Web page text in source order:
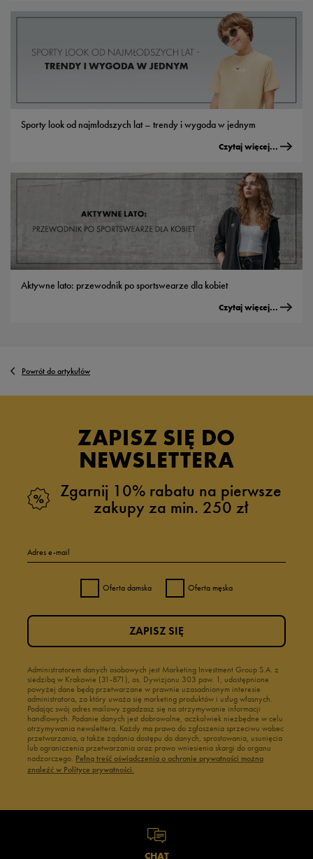
Sporty look od najmłodszych lat – trendy i wygoda w jednym
Czytaj więcej...
Aktywne lato: przewodnik po sportswearze dla kobiet
Czytaj więcej...
Powrót do artykułów
ZAPISZ SIĘ DO
NEWSLETTERA
Zgarnij 10% rabatu na pierwsze
zakupy za min. 250 zł
Adres e-mail
Oferta damska Oferta męska
Administratorem danych osobowych jest Marketing Investment Group S.A. z
siedzibą w Krakowie (31-871), os. Dywizjonu 303 paw. 1, udostępnione
powyżej dane będą przetwarzane w prawnie uzasadnionym interesie
administratora, za który uważa się marketing produktów i usług własnych.
Podając swój adres mailowy zgadzasz się na otrzymywanie informacji
handlowych. Podanie danych jest dobrowolne, aczkolwiek niezbędne w celu
otrzymywania newslettera. Każdy ma prawo do zgłoszenia sprzeciwu wobec
przetwarzania, a także żądania dostępu do danych, sprostowania, usunięcia
lub ograniczenia przetwarzania oraz prawo wniesienia skargi do organu
nadzorczego. Pełną treść oświadczenia o ochronie prywatności można
znaleźć w Polityce prywatności.
ZAPISZ SIĘ
CHAT